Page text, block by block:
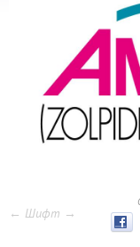
← Шифт →